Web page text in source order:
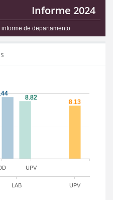
Informe 2024
de departamento
UPV
LAB UPV